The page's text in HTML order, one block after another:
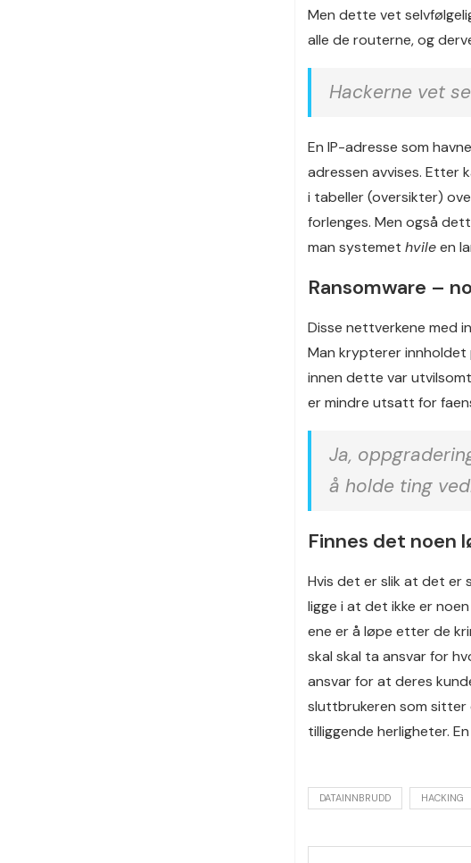
Men dette vet
alle de routerne, og
Hackerne vet
En IP-adresse som
adressen avvises. Etter
i tabeller (oversikter)
forlenges. Men også
man systemet hvileen
Ransomware –
Disse nettverkene med
Man krypterer innholdet
innen dette var utvilsomt
er mindre utsatt for
Ja,
å holde ting
Finnes det noen
Hvis det er slik at det er
ligge i at det ikke er
ene er å løpe etter de
skal skal ta ansvar for
ansvar for at deres
sluttbrukeren som sitter
tilliggende herligheter.
DATAINNBRUDD HACKING